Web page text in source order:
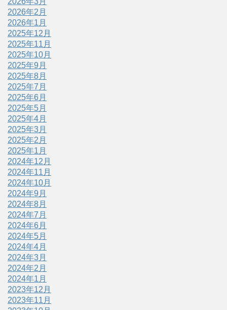
2026年2月
2026年1月
2025年12月
2025年11月
2025年10月
2025年9月
2025年8月
2025年7月
2025年6月
2025年5月
2025年4月
2025年3月
2025年2月
2025年1月
2024年12月
2024年11月
2024年10月
2024年9月
2024年8月
2024年7月
2024年6月
2024年5月
2024年4月
2024年3月
2024年2月
2024年1月
2023年12月
2023年11月